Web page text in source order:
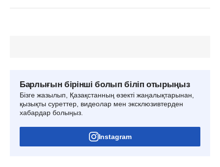
Барлығын бірінші болып біліп отырыңыз
Бізге жазылып, Қазақстанның өзекті жаңалықтарынан,
қызықты суреттер, видеолар мен эксклюзивтерден
хабардар болыңыз.
Instagram